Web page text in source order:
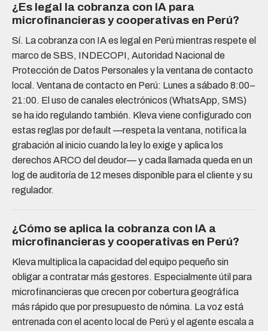
¿Es legal la cobranza con IA para
microfinancieras y cooperativas en Perú?
Sí. La cobranza con IA es legal en Perú mientras respete el
marco de SBS, INDECOPI, Autoridad Nacional de
Protección de Datos Personales y la ventana de contacto
local. Ventana de contacto en Perú: Lunes a sábado 8:00–
21:00. El uso de canales electrónicos (WhatsApp, SMS)
se ha ido regulando también. Kleva viene configurado con
estas reglas por default —respeta la ventana, notifica la
grabación al inicio cuando la ley lo exige y aplica los
derechos ARCO del deudor— y cada llamada queda en un
log de auditoría de 12 meses disponible para el cliente y su
regulador.
¿Cómo se aplica la cobranza con IA a
microfinancieras y cooperativas en Perú?
Kleva multiplica la capacidad del equipo pequeño sin
obligar a contratar más gestores. Especialmente útil para
microfinancieras que crecen por cobertura geográfica
más rápido que por presupuesto de nómina. La voz está
entrenada con el acento local de Perú y el agente escala a